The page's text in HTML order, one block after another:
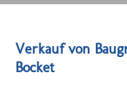
Verkauf von
Bocket